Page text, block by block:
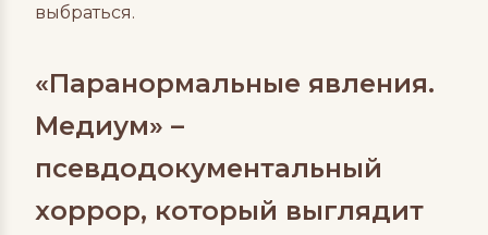
выбраться.
«Паранормальные явления.
Медиум» –
псевдодокументальный
хоррор, который выглядит